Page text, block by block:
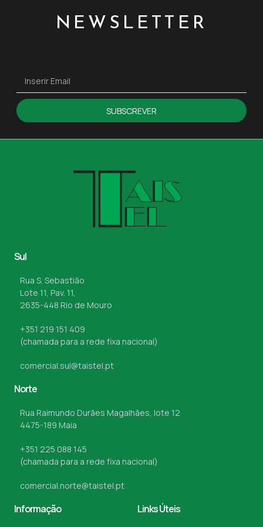
NEWSLETTER
SUBSCREVER
Sul
Rua S. Sebastião
Lote 11, Pav. 11,
2635-448 Rio de Mouro
+351 219 151 409
(chamada para a rede fixa nacional)
comercial.sul@taistel.pt
Norte
Rua Raimundo Durães Magalhães, lote 12
4475-189 Maia
+351 225 088 145
(chamada para a rede fixa nacional)
comercial.norte@taistel.pt
Informação Links Úteis